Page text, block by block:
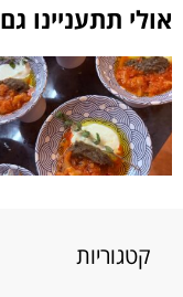
אולי תתעניינו
קטגוריות